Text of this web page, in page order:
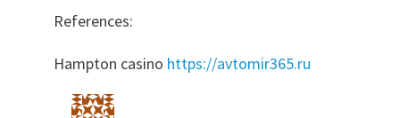
References:
Hampton casino https://avtomir365.ru